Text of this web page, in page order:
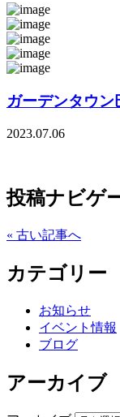
ガーデンタウン
2023.07.06
投稿ナビゲ
« 古い記事へ
カテゴリー
お知らせ
イベント情報
ブログ
アーカイブ